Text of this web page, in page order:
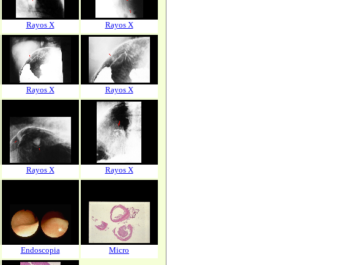
Rayos X Rayos X
Rayos X Rayos X
Rayos X Rayos X
Endoscopia Micro